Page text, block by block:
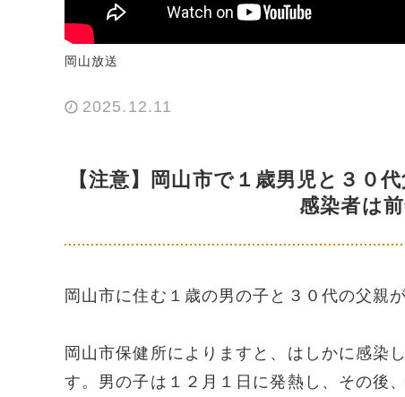
岡山放送
2025.12.11
【注意】岡山市で１歳男児と３
感染者は
岡山市に住む１歳の男の子と３０代の父親
岡山市保健所によりますと、はしかに感染
す。男の子は１２月１日に発熱し、その後